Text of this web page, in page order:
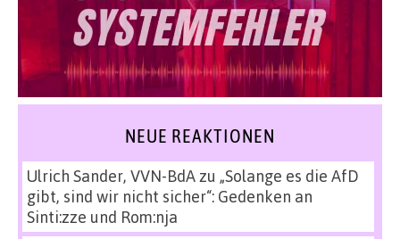
NEUE REAKTIONEN
Ulrich Sander, VVN-BdAzu „Solange es die AfD
gibt, sind wir nicht sicher“: Gedenken an
Sinti:zze und Rom:nja